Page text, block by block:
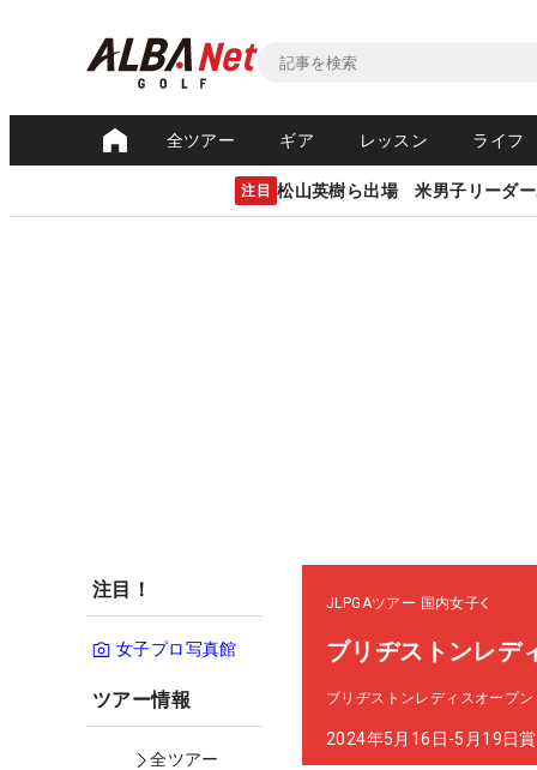
全ツアー ギア レッスン ライフ
注目 松山英樹ら出場 米男子リーダ
注目！
女子プロ写真館
ツアー情報
全ツアー
JLPGAツアー 国内女子
ブリヂストンレデ
ブリヂストンレディスオープン
2024年5月16日-5月19日